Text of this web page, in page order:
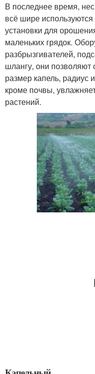
В последнее время,
всё шире
установки для
маленьких грядок.
разбрызгивателей,
шлангу, они позволяют
размер капель, радиус
кроме почвы,
растений.